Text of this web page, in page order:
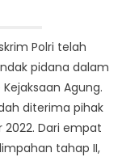
Polri telah
pidana dalam
Agung.
diterima pihak
2022. Dari empat
tahap II,